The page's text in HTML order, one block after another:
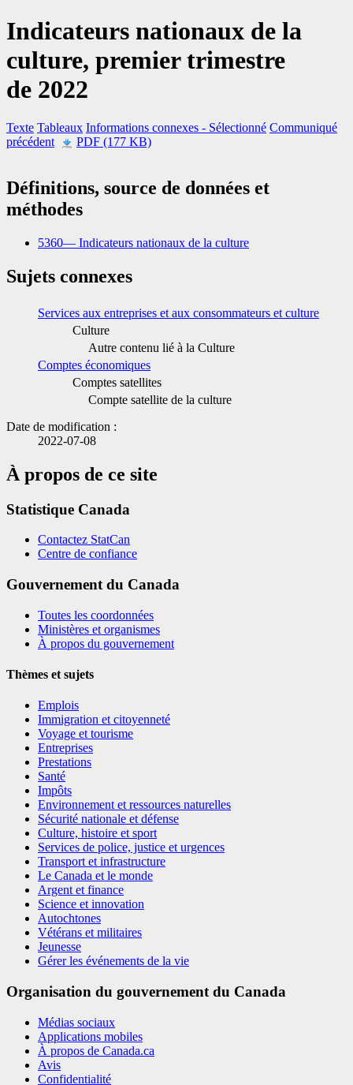
Indicateurs nationaux de la
culture, premier trimestre
de 2022
Texte Tableaux Informations connexes - Sélectionné Communiqué
précédent
PDF (177 KB)
Définitions, source de données et
méthodes
5360— Indicateurs nationaux de la culture
Sujets connexes
Services aux entreprises et aux consommateurs et culture
Culture
Autre contenu lié à la Culture
Comptes économiques
Comptes satellites
Compte satellite de la culture
Date de modification :
2022-07-08
À propos de ce site
Statistique Canada
Contactez StatCan
Centre de confiance
Gouvernement du Canada
Toutes les coordonnées
Ministères et organismes
À propos du gouvernement
Thèmes et sujets
Emplois
Immigration et citoyenneté
Voyage et tourisme
Entreprises
Prestations
Santé
Impôts
Environnement et ressources naturelles
Sécurité nationale et défense
Culture, histoire et sport
Services de police, justice et urgences
Transport et infrastructure
Le Canada et le monde
Argent et finance
Science et innovation
Autochtones
Vétérans et militaires
Jeunesse
Gérer les événements de la vie
Organisation du gouvernement du Canada
Médias sociaux
Applications mobiles
À propos de Canada.ca
Avis
Confidentialité